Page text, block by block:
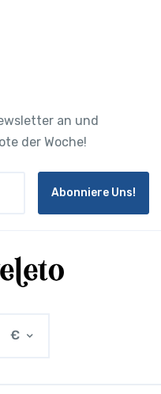
an und
der Woche!
Abonniere Uns!
€